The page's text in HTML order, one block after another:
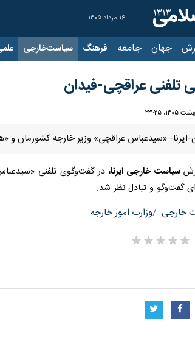
۱۶ مرداد ۱۴۰۵
جهان جامعه فرهنگ سیاست‌خارجی علمی
تلفنی عراقچی-فیدان
ایرنا- «سیدعباس عراقچی» وزیر خارجه کشورمان و
سیاست خارجی ایرنا،در گفت‌وگوی تلفنی
گفت‌وگو و تبادل نظر شد.
خارجی وزارت امور خارجه